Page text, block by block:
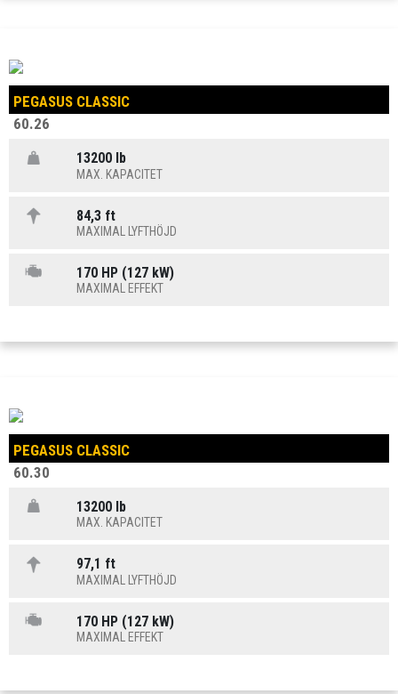
PEGASUS CLASSIC
60.26
13200 lb
MAX. KAPACITET
84,3 ft
MAXIMAL LYFTHÖJD
170 HP (127 kW)
MAXIMAL EFFEKT
PEGASUS CLASSIC
60.30
13200 lb
MAX. KAPACITET
97,1 ft
MAXIMAL LYFTHÖJD
170 HP (127 kW)
MAXIMAL EFFEKT